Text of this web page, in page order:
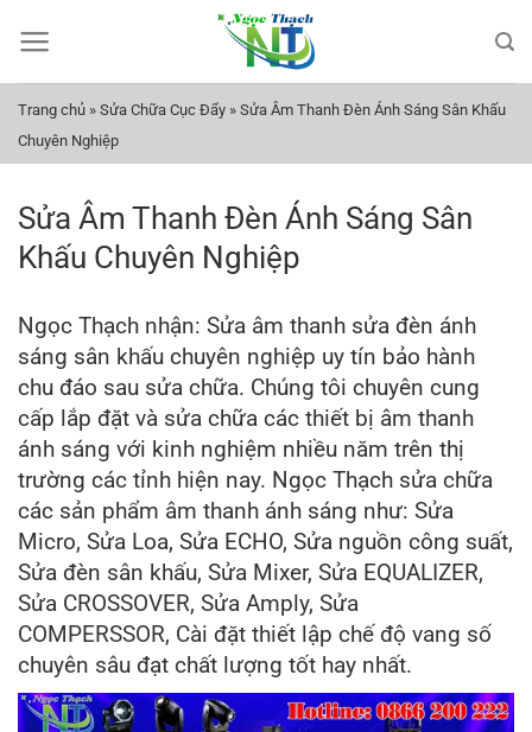
qua
nội
dung
Trang chủ » Sửa Chữa Cục Đẩy » Sửa Âm Thanh Đèn Ánh Sáng Sân Khấu
Chuyên Nghiệp
Sửa Âm Thanh Đèn Ánh Sáng Sân
Khấu Chuyên Nghiệp
Ngọc Thạch nhận: Sửa âm thanh sửa đèn ánh
sáng sân khấu chuyên nghiệp uy tín bảo hành
chu đáo sau sửa chữa. Chúng tôi chuyên cung
cấp lắp đặt và sửa chữa các thiết bị âm thanh
ánh sáng với kinh nghiệm nhiều năm trên thị
trường các tỉnh hiện nay. Ngọc Thạch sửa chữa
các sản phẩm âm thanh ánh sáng như: Sửa
Micro, Sửa Loa, Sửa ECHO, Sửa nguồn công suất,
Sửa đèn sân khấu, Sửa Mixer, Sửa EQUALIZER,
Sửa CROSSOVER, Sửa Amply, Sửa
COMPERSSOR, Cài đặt thiết lập chế độ vang số
chuyên sâu đạt chất lượng tốt hay nhất.